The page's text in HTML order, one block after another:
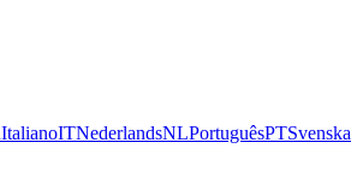
ItalianoITNederlandsNLPortuguêsPTSvenska